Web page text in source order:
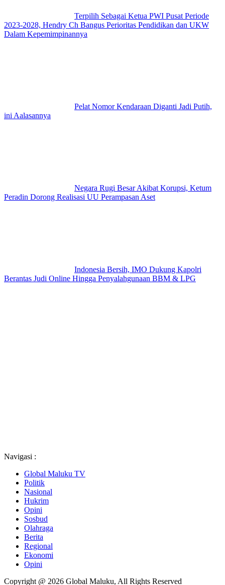
Terpilih Sebagai Ketua PWI Pusat Periode
2023-2028, Hendry Ch Bangus Perioritas Pendidikan dan UKW
Dalam Kepemimpinannya
Pelat Nomor Kendaraan Diganti Jadi Putih,
ini Aalasannya
Negara Rugi Besar Akibat Korupsi, Ketum
Peradin Dorong Realisasi UU Perampasan Aset
Indonesia Bersih, IMO Dukung Kapolri
Berantas Judi Online Hingga Penyalahgunaan BBM & LPG
Navigasi :
Global Maluku TV
Politik
Nasional
Hukrim
Opini
Sosbud
Olahraga
Berita
Regional
Ekonomi
Opini
Copyright @ 2026 Global Maluku, All Rights Reserved